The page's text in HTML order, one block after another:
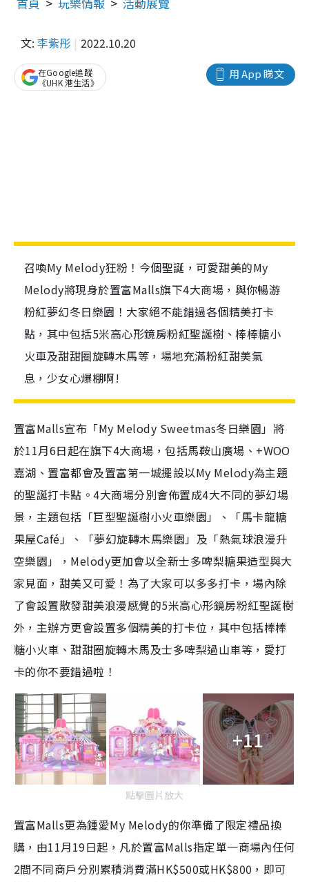
文: 李紫彤 2022.10.20
用 App 睇文
在Google追蹤
《UHK 港生活》
召喚My Melody狂粉！今個聖誕，可愛甜美的My
Melody將現身於置富Malls旗下4大商場，與你暢游
粉紅夢幻冬日樂園！大家絕不能錯過各個精美打卡
點，其中包括5米高心形鏡房粉紅聖誕樹、棒棒糖小
火車及甜甜圈旋轉木馬等，場地充滿粉紅甜美氣
息，少女心爆棚啊!
置富Malls宣布「My Melody Sweetmas冬日樂園」將
於11月6日起在旗下4大商場，包括馬鞍山廣場、+WOO
嘉湖、置富都會及置富第一城擺設以My Melody為主題
的聖誕打卡點。4大商場分別會佈置成4大不同的夢幻場
景，主題包括「巨型聖誕樹小火車樂園」、「馬卡龍糖
果屋Café」、「夢幻旋轉木馬樂園」及「熱氣球浪漫升
空樂園」，Melody更加會以全新士多啤梨糖果造型與大
家見面，甜美又可愛！為了大家可以多多打卡，場內除
了會設置散發甜美浪漫感覺的5米高心形鏡房粉紅聖誕樹
外，主辦方更會設置多個精美的打卡位，其中包括棒棒
糖小火車、甜甜圈旋轉木馬及士多啤梨過山車等，愛打
卡的你不要錯過啦！
+11
點擊圖片放大
置富Malls更為鍾愛My Melody的你準備了限定禮品換
購，由11月19日起，凡於置富Malls指定單一商場內任何
2間不同商戶分別累積消費滿HK$500或HK$800，即可